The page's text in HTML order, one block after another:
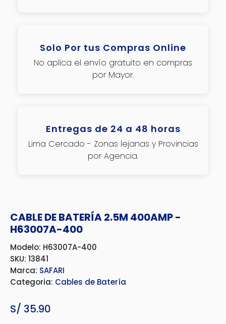
Solo Por tus Compras Online
No aplica el envío gratuito en compras
por Mayor.
Entregas de 24 a 48 horas
Lima Cercado - Zonas lejanas y Provincias
por Agencia.
CABLE DE BATERÍA 2.5M 400AMP -
H63007A-400
Modelo: H63007A-400
SKU: 13841
Marca: SAFARI
Categoria: Cables de Batería
S/ 35.90